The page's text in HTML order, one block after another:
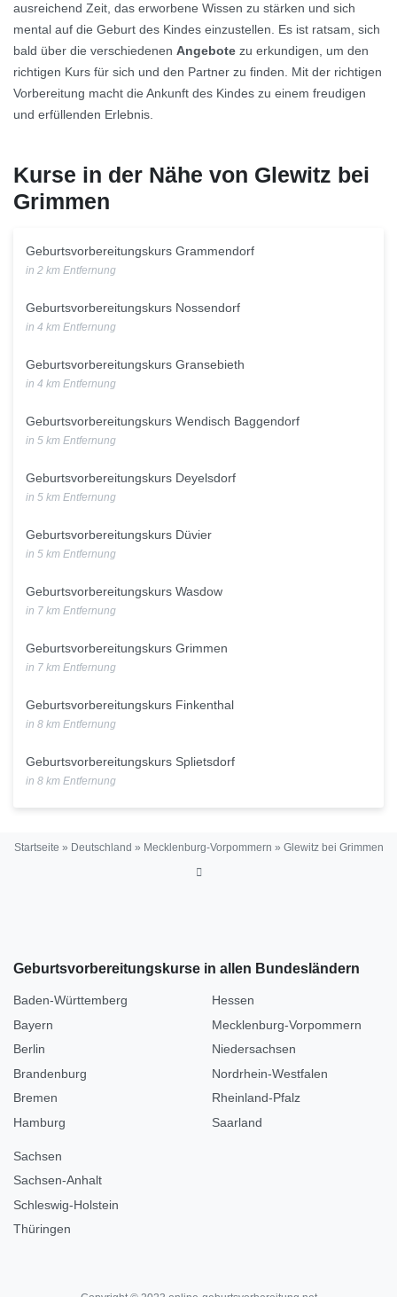
ausreichend Zeit, das erworbene Wissen zu stärken und sich
mental auf die Geburt des Kindes einzustellen. Es ist ratsam, sich
bald über die verschiedenen Angebote zu erkundigen, um den
richtigen Kurs für sich und den Partner zu finden. Mit der richtigen
Vorbereitung macht die Ankunft des Kindes zu einem freudigen
und erfüllenden Erlebnis.
Kurse in der Nähe von Glewitz bei
Grimmen
Geburtsvorbereitungskurs Grammendorf
in 2 km Entfernung
Geburtsvorbereitungskurs Nossendorf
in 4 km Entfernung
Geburtsvorbereitungskurs Gransebieth
in 4 km Entfernung
Geburtsvorbereitungskurs Wendisch Baggendorf
in 5 km Entfernung
Geburtsvorbereitungskurs Deyelsdorf
in 5 km Entfernung
Geburtsvorbereitungskurs Düvier
in 5 km Entfernung
Geburtsvorbereitungskurs Wasdow
in 7 km Entfernung
Geburtsvorbereitungskurs Grimmen
in 7 km Entfernung
Geburtsvorbereitungskurs Finkenthal
in 8 km Entfernung
Geburtsvorbereitungskurs Splietsdorf
in 8 km Entfernung
Startseite » Deutschland » Mecklenburg-Vorpommern » Glewitz bei Grimmen
Geburtsvorbereitungskurse in allen Bundesländern
Baden-Württemberg
Bayern
Berlin
Brandenburg
Bremen
Hamburg
Hessen
Mecklenburg-Vorpommern
Niedersachsen
Nordrhein-Westfalen
Rheinland-Pfalz
Saarland
Sachsen
Sachsen-Anhalt
Schleswig-Holstein
Thüringen